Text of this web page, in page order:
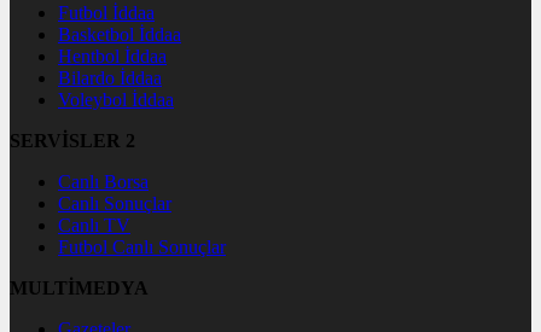
Futbol İddaa
Basketbol İddaa
Hentbol İddaa
Bilardo İddaa
Voleybol İddaa
SERVİSLER 2
Canlı Borsa
Canlı Sonuçlar
Canlı TV
Futbol Canlı Sonuçlar
MULTİMEDYA